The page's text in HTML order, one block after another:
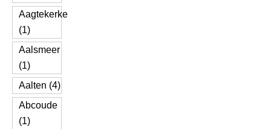
Aagtekerke
(1)
Aalsmeer
(1)
Aalten (4)
Abcoude
(1)